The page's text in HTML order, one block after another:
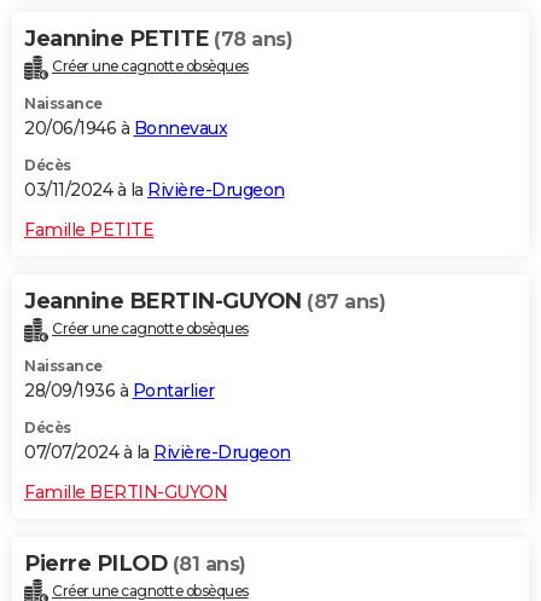
Jeannine PETITE (78 ans)
Créer une cagnotte obsèques
Naissance
20/06/1946 à Bonnevaux
Décès
03/11/2024 à la Rivière-Drugeon
Famille PETITE
Jeannine BERTIN-GUYON (87 ans)
Créer une cagnotte obsèques
Naissance
28/09/1936 à Pontarlier
Décès
07/07/2024 à la Rivière-Drugeon
Famille BERTIN-GUYON
Pierre PILOD (81 ans)
Créer une cagnotte obsèques